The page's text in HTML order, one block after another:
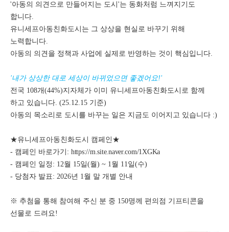
'아동의 의견으로 만들어지는 도시'는 동화처럼 느껴지기도
합니다.
유니세프아동친화도시는 그 상상을 현실로 바꾸기 위해
노력합니다.
아동의 의견을 정책과 사업에 실제로 반영하는 것이 핵심입니다.
'내가 상상한 대로 세상이 바뀌었으면 좋겠어요!'
전국 108개(44%)지자체가 이미 유니세프아동친화도시로 함께
하고 있습니다. (25.12.15 기준)
아동의 목소리로 도시를 바꾸는 일은 지금도 이어지고 있습니다 :)
★유니세프아동친화도시 캠페인★
- 캠페인 바로가기: https://m.site.naver.com/1XGKa
- 캠페인 일정: 12월 15일(월) ~ 1월 11일(수)
- 당첨자 발표: 2026년 1월 말 개별 안내
※ 추첨을 통해 참여해 주신 분 중 150명께 편의점 기프티콘을
선물로 드려요!